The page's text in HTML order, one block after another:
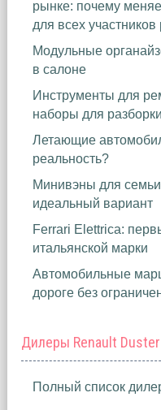
рынке: почему
для всех участников
Модульные
в салоне
Инструменты для
наборы для
Летающие
реальность?
Минивэны для
идеальный вариант
Ferrari Elettrica:
итальянской марки
Автомобильные
дороге без
Дилеры Renault Duster
Полный список